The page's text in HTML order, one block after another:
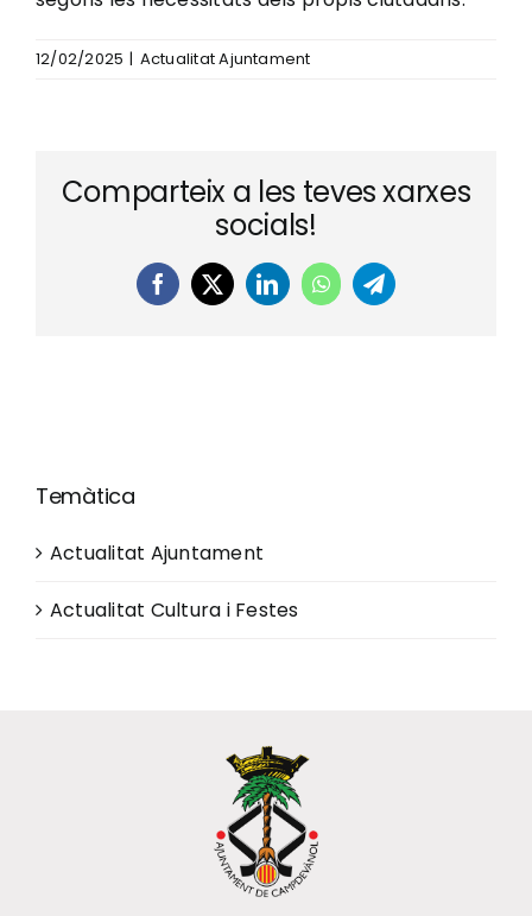
12/02/2025 | Actualitat Ajuntament
Comparteix a les teves xarxes
socials!
Facebook
X LinkedInWhatsAppTelegram
Temàtica
Actualitat Ajuntament
Actualitat Cultura i Festes